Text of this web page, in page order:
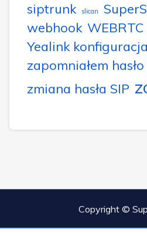
siptrunk slican
webhook WEBRTC
Yealink konfiguracja
zapomniałem hasło
zmiana hasła SIP
Copyright ©